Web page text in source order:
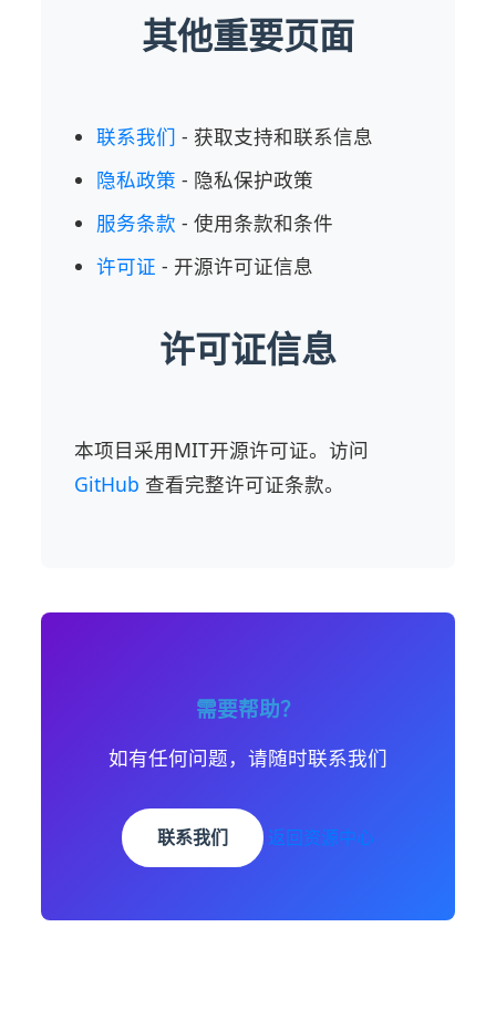
其他重要页面
联系我们 - 获取支持和联系信息
隐私政策 - 隐私保护政策
服务条款 - 使用条款和条件
许可证 - 开源许可证信息
许可证信息
本项目采用MIT开源许可证。访问
GitHub 查看完整许可证条款。
需要帮助？
如有任何问题，请随时联系我们
联系我们 返回资源中心